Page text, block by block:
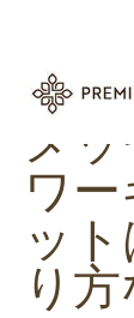
メ
ワ
ッ
り